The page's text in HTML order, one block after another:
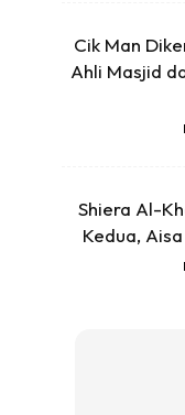
Cik Man
Ahli Masjid
Shiera Al-
Kedua,